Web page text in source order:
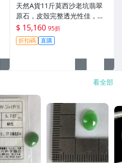
天然A貨11斤莫西沙老坑翡翠
原石，皮殼完整透光性佳，黃
霧美如冰裂，適合製作手鐲或
牌子。嚴選原石未動，保存完
好。冰感強，種水優良。翡翠
$ 15,160 95折
折扣碼 直購
看全部